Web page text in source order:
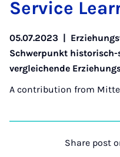
Ser­vice
05.07.2023 |
Schwerpunkt
vergleichende
A contribution from
Share post